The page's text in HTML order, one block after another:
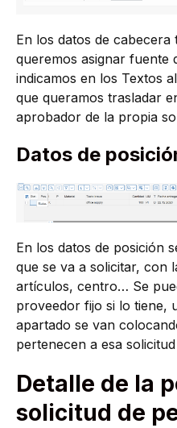
En los datos de cabecera
queremos asignar fuente
indicamos en los Textos
que queramos trasladar
aprobador de la propia
Datos de
En los datos de posición
que se va a solicitar, con
artículos, centro… Se
proveedor fijo si lo tiene,
apartado se van
pertenecen a esa
Detalle de la
solicitud de